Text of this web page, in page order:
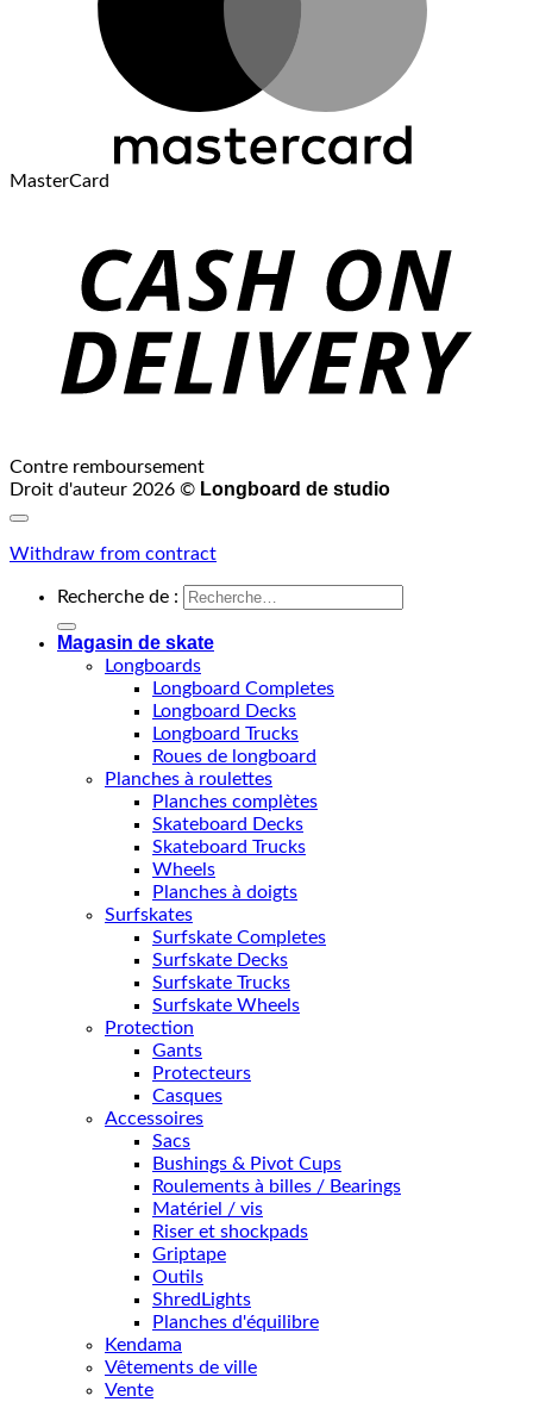
MasterCard
Contre remboursement
Droit d'auteur 2026 © Longboard de studio
Withdraw from contract
Recherche de :
Magasin de skate
Longboards
Longboard Completes
Longboard Decks
Longboard Trucks
Roues de longboard
Planches à roulettes
Planches complètes
Skateboard Decks
Skateboard Trucks
Wheels
Planches à doigts
Surfskates
Surfskate Completes
Surfskate Decks
Surfskate Trucks
Surfskate Wheels
Protection
Gants
Protecteurs
Casques
Accessoires
Sacs
Bushings & Pivot Cups
Roulements à billes / Bearings
Matériel / vis
Riser et shockpads
Griptape
Outils
ShredLights
Planches d'équilibre
Kendama
Vêtements de ville
Vente